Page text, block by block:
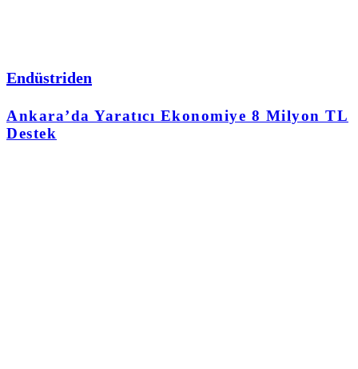
Endüstriden
Ankara’da Yaratıcı Ekonomiye 8 Milyon TL
Destek